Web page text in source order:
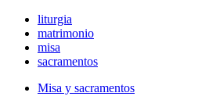
liturgia
matrimonio
misa
sacramentos
Misa y sacramentos